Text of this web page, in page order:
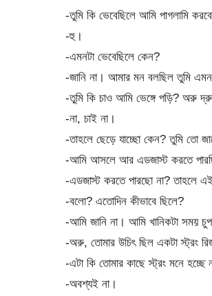
-তুমি কি ভেবেছিলে আমি পাগলামি
-হু।
-এমনটা ভেবেছিলে কেন?
-জানি না। আমার মন বলছিল তুমি
-তুমি কি চাও আমি ভেঙ্গে পড়ি? অরু
-না, চাই না।
-তাহলে ছেড়ে যাচ্ছো কেন? তুমি তো
-আমি আসলে আর এডজাস্ট করতে
-এডজাস্ট করতে পারছো না? তাহলে
-বলো? এতোদিন কীভাবে ছিলে?
-আমি জানি না। আমি খানিকটা সময়
-অরু, তোমার উচিৎ ছিল একটা স্ট্রং
-এটা কি তোমার কাছে স্ট্রং মনে হচ্ছে
-অবশ্যই না।